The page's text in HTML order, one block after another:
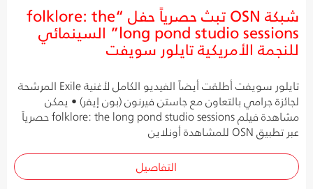
شبكة OSN تبث حصرياً حفل “folklore: the
long pond studio sessions” السينمائي
للنجمة الأمريكية تايلور سويفت
تايلور سويفت أطلقت أيضاً الفيديو الكامل لأغنية Exile المرشحة
لجائزة جرامي بالتعاون مع جاستن فيرنون (بون إيفر) • يمكن
مشاهدة فيلم folklore: the long pond studio sessions حصرياً
عبر تطبيق OSN للمشاهدة أونلاين
التفاصيل